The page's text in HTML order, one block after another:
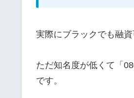
実際にブラックでも融
ただ知名度が低くて「
です。